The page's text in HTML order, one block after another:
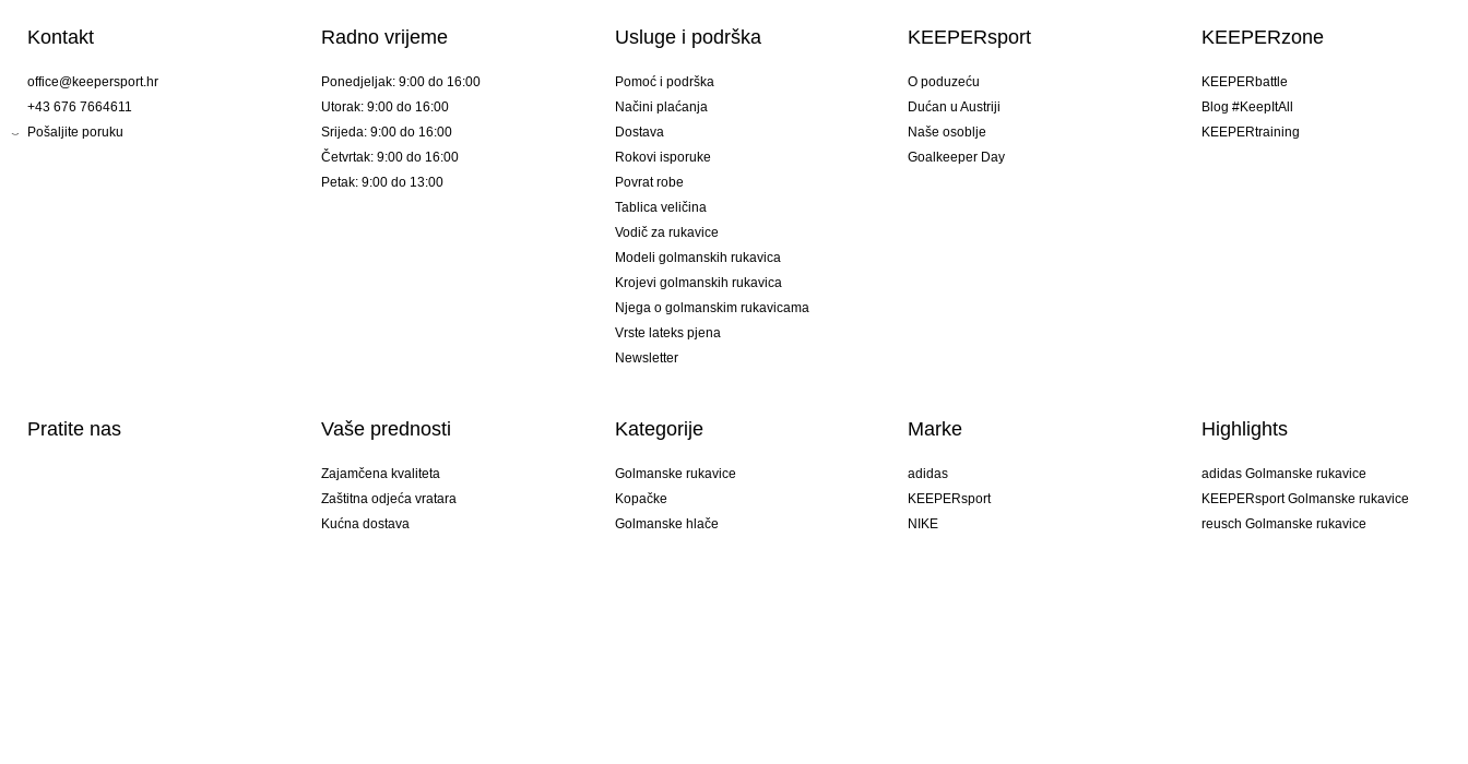
Kontakt
office@keepersport.hr
+43 676 7664611
Pošaljite poruku
Radno vrijeme
Ponedjeljak: 9:00 do 16:00
Utorak: 9:00 do 16:00
Srijeda: 9:00 do 16:00
Četvrtak: 9:00 do 16:00
Petak: 9:00 do 13:00
Usluge i podrška
Pomoć i podrška
Načini plaćanja
Dostava
Rokovi isporuke
Povrat robe
Tablica veličina
Vodič za rukavice
Modeli golmanskih rukavica
Krojevi golmanskih rukavica
Njega o golmanskim rukavicama
Vrste lateks pjena
Newsletter
KEEPERsport
O poduzeću
Dućan u Austriji
Naše osoblje
Goalkeeper Day
KEEPERzone
KEEPERbattle
Blog #KeepItAll
KEEPERtraining
Pratite nas Vaše prednosti
Zajamčena kvaliteta
Zaštitna odjeća vratara
Kućna dostava
Kategorije
Golmanske rukavice
Kopačke
Golmanske hlače
Marke
adidas
KEEPERsport
NIKE
Highlights
adidas Golmanske rukavice
KEEPERsport Golmanske rukavice
reusch Golmanske rukavice